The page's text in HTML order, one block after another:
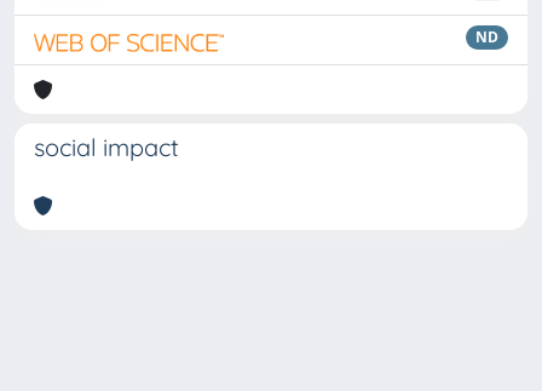
ND
social impact